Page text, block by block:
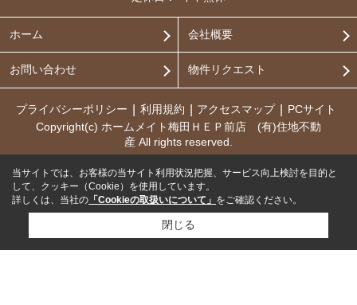
ホーム 会社概要
お問い合わせ 物件リクエスト
プライバシーポリシー 利用規約 アクセスマップ
PCサイト
Copyright(c) ホームメイト梅田ＨＥＰ前店 (有)住地不動
産 All rights reserved.
当サイトでは、お客様の当サイト利用状況把握、サービス向上検討を目的と
して、クッキー（Cookie）を使用しています。
詳しくは、当社の 「Cookieの取扱いについて」 をご確認ください。
閉じる